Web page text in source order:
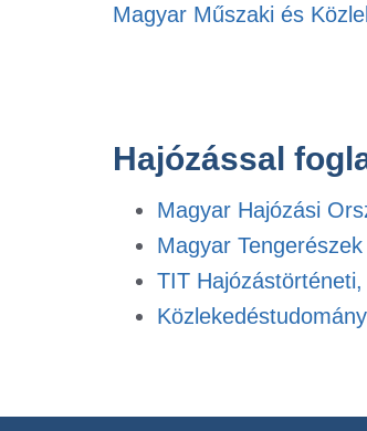
Magyar Műszaki és
Hajózással
Magyar Hajózási
Magyar
TIT